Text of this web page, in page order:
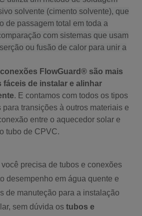
solvente (cimento solvente), que
de passagem total em toda a
com sistemas que usam
ou fusão de calor para unir a
FlowGuard® são mais
fáceis de instalar e alinhar
. E contamos com todos os tipos
para transições à outros materiais e
entre o aquecedor solar e
tubo de CPVC.
precisa de tubos e conexões
desempenho em água quente e
de manuteção para a instalação
sem dúvida ostubos e